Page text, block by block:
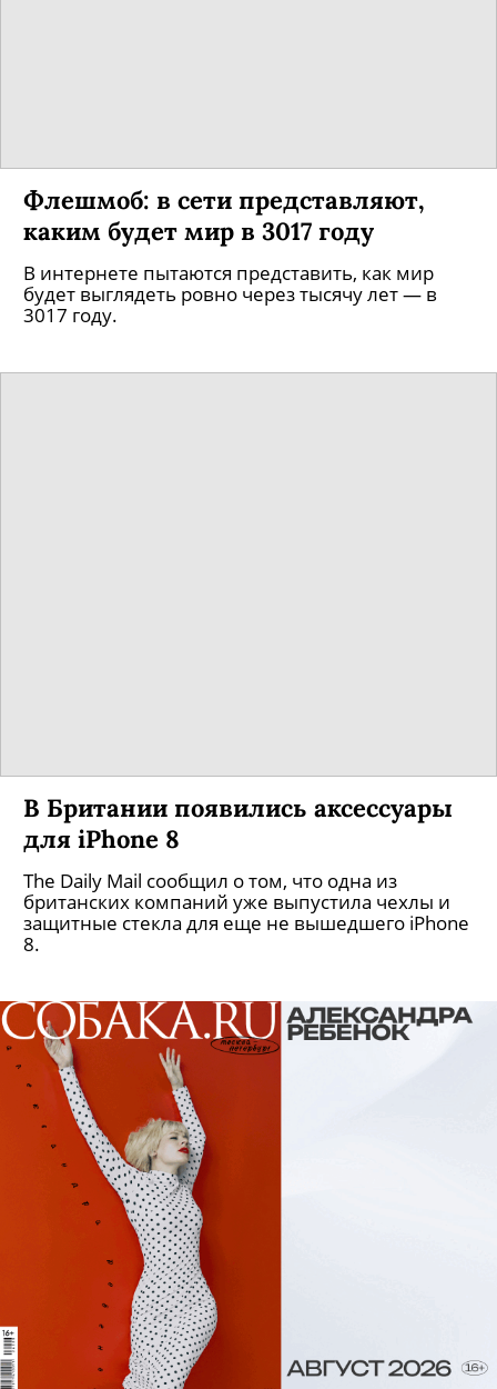
Флешмоб: в сети представляют,
каким будет мир в 3017 году
В интернете пытаются представить, как мир
будет выглядеть ровно через тысячу лет — в
3017 году.
В Британии появились аксессуары
для iPhone 8
The Daily Mail сообщил о том, что одна из
британских компаний уже выпустила чехлы и
защитные стекла для еще не вышедшего iPhone
8.